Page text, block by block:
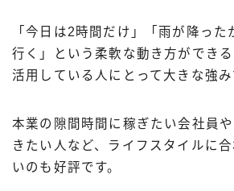
「今日は2時間だけ」「雨が降った
行く」という柔軟な動き方ができ
活用している人にとって大きな強み
本業の隙間時間に稼ぎたい会社員
きたい人など、ライフスタイルに
いのも好評です。